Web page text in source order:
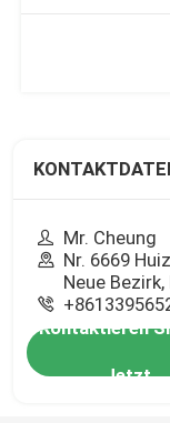
Mr. Cheung
Nr. 6669
Neue
Kontaktieren
Jetzt